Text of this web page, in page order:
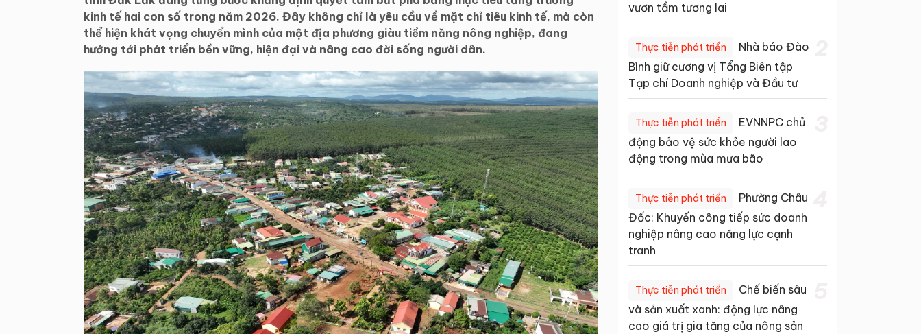
kinh tế hai con số trong năm 2026. Đây không chỉ là yêu cầu về mặt chỉ tiêu kinh tế, mà còn
thể hiện khát vọng chuyển mình của một địa phương giàu tiềm năng nông nghiệp, đang
hướng tới phát triển bền vững, hiện đại và nâng cao đời sống người dân.
vươn tầm tương lai
Thực tiễn phát triển
Nhà báo Đào
Bình giữ cương vị Tổng Biên tập
Tạp chí Doanh nghiệp và Đầu tư
Thực tiễn phát triển
EVNNPC chủ
động bảo vệ sức khỏe người lao
động trong mùa mưa bão
Thực tiễn phát triển
Phường Châu
Đốc: Khuyến công tiếp sức doanh
nghiệp nâng cao năng lực cạnh
tranh
Thực tiễn phát triển
Chế biến sâu
và sản xuất xanh: động lực nâng
cao giá trị gia tăng của nông sản